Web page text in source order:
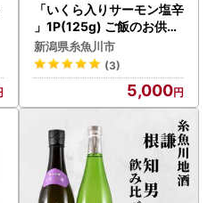
「いくら入りサーモン塩辛
」1P(125g) ご飯のお供に
！濃厚な旨味あふれる逸品
を！ 伝兵水産
新潟県糸魚川市
(3)
5,000